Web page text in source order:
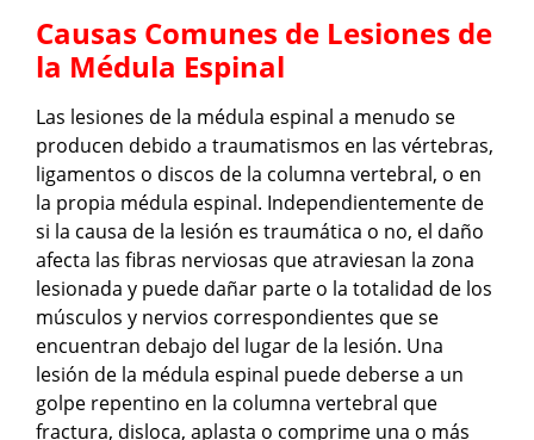
Causas Comunes de Lesiones de
la Médula Espinal
Las lesiones de la médula espinal a menudo se
producen debido a traumatismos en las vértebras,
ligamentos o discos de la columna vertebral, o en
la propia médula espinal. Independientemente de
si la causa de la lesión es traumática o no, el daño
afecta las fibras nerviosas que atraviesan la zona
lesionada y puede dañar parte o la totalidad de los
músculos y nervios correspondientes que se
encuentran debajo del lugar de la lesión. Una
lesión de la médula espinal puede deberse a un
golpe repentino en la columna vertebral que
fractura, disloca, aplasta o comprime una o más